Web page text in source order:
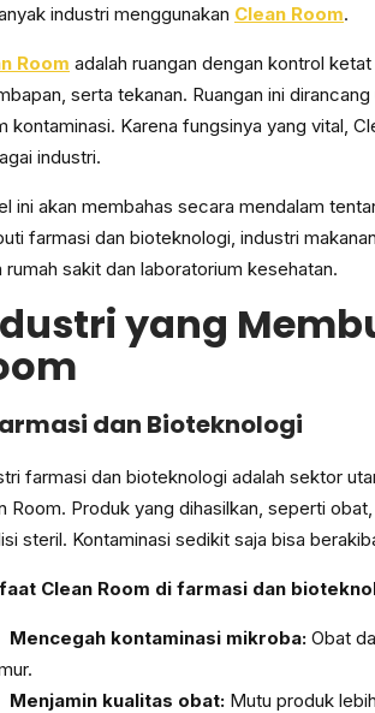
industri menggunakan Clean Room.
Room adalah ruangan dengan kontrol
serta tekanan. Ruangan ini
kontaminasi. Karena fungsinya yang vital,
industri.
ini akan membahas secara mendalam
farmasi dan bioteknologi, industri
rumah sakit dan laboratorium kesehatan.
yang
dan Bioteknologi
farmasi dan bioteknologi adalah sektor
Room. Produk yang dihasilkan, seperti
steril. Kontaminasi sedikit saja bisa
Clean Room di farmasi dan
Mencegah kontaminasi mikroba: Obat
Menjamin kualitas obat: Mutu produk